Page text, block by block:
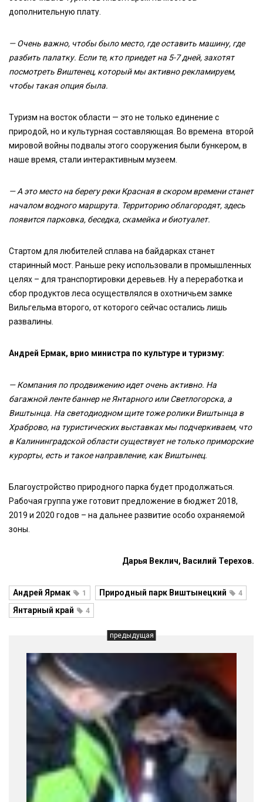
дополнительную плату.
— Очень важно, чтобы было место, где оставить машину, где
разбить палатку. Если те, кто приедет на 5-7 дней, захотят
посмотреть Виштенец, который мы активно рекламируем,
чтобы такая опция была.
Туризм на восток области — это не только единение с
природой, но и культурная составляющая. Во времена второй
мировой войны подвалы этого сооружения были бункером, в
наше время, стали интерактивным музеем.
— А это место на берегу реки Красная в скором времени станет
началом водного маршрута. Территорию облагородят, здесь
появится парковка, беседка, скамейка и биотуалет.
Стартом для любителей сплава на байдарках станет
старинный мост. Раньше реку использовали в промышленных
целях – для транспортировки деревьев. Ну а переработка и
сбор продуктов леса осуществлялся в охотничьем замке
Вильгельма второго, от которого сейчас остались лишь
развалины.
Андрей Ермак, врио министра по культуре и туризму:
— Компания по продвижению идет очень активно. На
багажной ленте баннер не Янтарного или Светлогорска, а
Виштынца. На светодиодном щите тоже ролики Виштынца в
Храброво, на туристических выставках мы подчеркиваем, что
в Калининградской области существует не только приморские
курорты, есть и такое направление, как Виштынец.
Благоустройство природного парка будет продолжаться.
Рабочая группа уже готовит предложение в бюджет 2018,
2019 и 2020 годов – на дальнее развитие особо охраняемой
зоны.
Дарья Веклич, Василий Терехов.
Андрей Ярмак 1 Природный парк Виштынецкий 4
Янтарный край 4
предыдущая